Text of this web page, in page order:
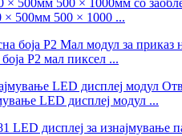
× 500мм 500 × 1000 ...
P2 мал пиксел ...
LED дисплеј модул ...